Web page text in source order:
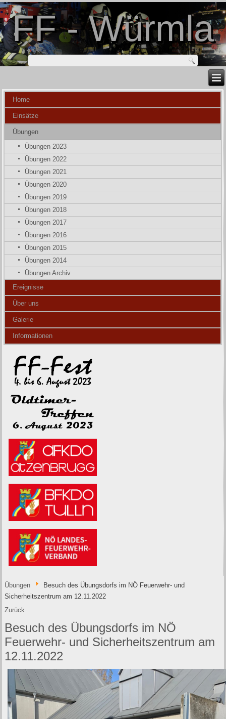
FF - Würmla
Home
Einsätze
Übungen
Übungen 2023
Übungen 2022
Übungen 2021
Übungen 2020
Übungen 2019
Übungen 2018
Übungen 2017
Übungen 2016
Übungen 2015
Übungen 2014
Übungen Archiv
Ereignisse
Über uns
Galerie
Informationen
Übungen
Besuch des Übungsdorfs im NÖ Feuerwehr- und
Sicherheitszentrum am 12.11.2022
Zurück
Besuch des Übungsdorfs im NÖ
Feuerwehr- und Sicherheitszentrum am
12.11.2022